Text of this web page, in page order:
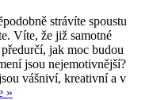
strávíte spoustu
Víte, že již samotné
jak moc budou
jsou nejemotivnější?
vášniví, kreativní a v
»